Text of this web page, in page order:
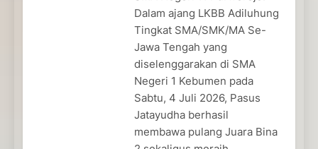
Dalam ajang LKBB Adiluhung
Tingkat SMA/SMK/MA Se-
Jawa Tengah yang
diselenggarakan di SMA
Negeri 1 Kebumen pada
Sabtu, 4 Juli 2026, Pasus
Jatayudha berhasil
membawa pulang Juara Bina